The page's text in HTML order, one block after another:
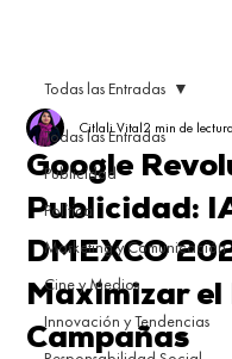
Todas las Entradas
Publicidad
Política
Marketing y Comunicación
Cine y Medios
Innovación y Tendencias
Todas las Entradas
Google
Publicidad:
DMEXCO
Maximizar
Campañas
Citlali Vital2 min de lectura